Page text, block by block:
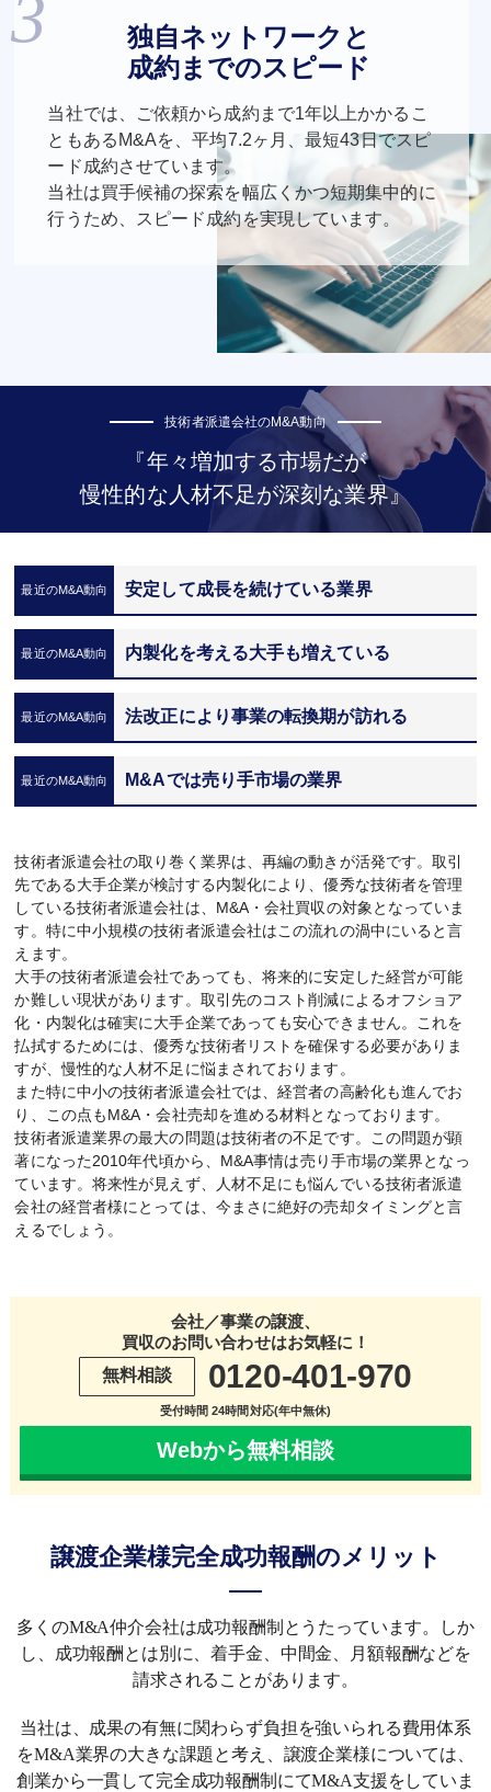
独自ネットワークと
成約までのスピード
当社では、ご依頼から成約まで1年以上かかるこ
ともあるM&Aを、平均7.2ヶ月、最短43日でスピ
ード成約させています。
当社は買手候補の探索を幅広くかつ短期集中的に
行うため、スピード成約を実現しています。
技術者派遣会社のM&A動向
『年々増加する市場だが
慢性的な人材不足が深刻な業界』
安定して成長を続けている業界
内製化を考える大手も増えている
法改正により事業の転換期が訪れる
M&Aでは売り手市場の業界
技術者派遣会社の取り巻く業界は、再編の動きが活発です。取引
先である大手企業が検討する内製化により、優秀な技術者を管理
している技術者派遣会社は、M&A・会社買収の対象となっていま
す。特に中小規模の技術者派遣会社はこの流れの渦中にいると言
えます。
大手の技術者派遣会社であっても、将来的に安定した経営が可能
か難しい現状があります。取引先のコスト削減によるオフショア
化・内製化は確実に大手企業であっても安心できません。これを
払拭するためには、優秀な技術者リストを確保する必要がありま
すが、慢性的な人材不足に悩まされております。
また特に中小の技術者派遣会社では、経営者の高齢化も進んでお
り、この点もM&A・会社売却を進める材料となっております。
技術者派遣業界の最大の問題は技術者の不足です。この問題が顕
著になった2010年代頃から、M&A事情は売り手市場の業界となっ
ています。将来性が見えず、人材不足にも悩んでいる技術者派遣
会社の経営者様にとっては、今まさに絶好の売却タイミングと言
えるでしょう。
会社／事業の譲渡、
買収のお問い合わせはお気軽に！
無料相談
0120-401-970
受付時間 24時間対応(年中無休)
Webから無料相談
譲渡企業様完全成功報酬のメリット
多くのM&A仲介会社は成功報酬制とうたっています。しか
し、成功報酬とは別に、着手金、中間金、月額報酬などを
請求されることがあります。
当社は、成果の有無に関わらず負担を強いられる費用体系
をM&A業界の大きな課題と考え、譲渡企業様については、
創業から一貫して完全成功報酬制にてM&A支援をしていま